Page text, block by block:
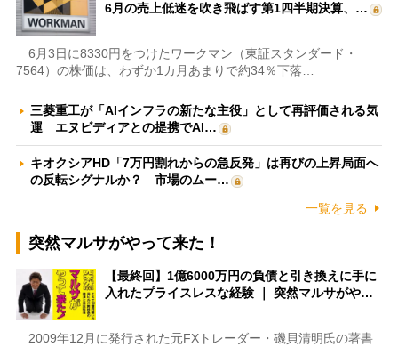
6月の売上低迷を吹き飛ばす第1四半期決算、…
6月3日に8330円をつけたワークマン（東証スタンダード・
7564）の株価は、わずか1カ月あまりで約34％下落…
三菱重工が「AIインフラの新たな主役」として再評価される気
運 エヌビディアとの提携でAI…
キオクシアHD「7万円割れからの急反発」は再びの上昇局面へ
の反転シグナルか？ 市場のムー…
一覧を見る
突然マルサがやって来た！
【最終回】1億6000万円の負債と引き換えに手に
入れたプライスレスな経験 ｜ 突然マルサがや…
2009年12月に発行された元FXトレーダー・磯貝清明氏の著書